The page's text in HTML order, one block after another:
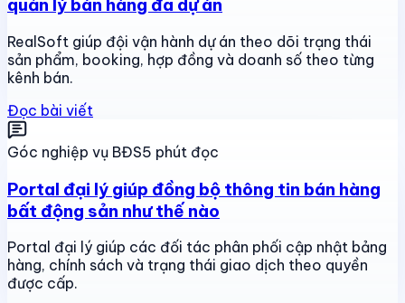
quản lý bán hàng đa dự án
RealSoft giúp đội vận hành dự án theo dõi trạng thái
sản phẩm, booking, hợp đồng và doanh số theo từng
kênh bán.
Đọc bài viết
Góc nghiệp vụ BĐS5 phút đọc
Portal đại lý giúp đồng bộ thông tin bán hàng
bất động sản như thế nào
Portal đại lý giúp các đối tác phân phối cập nhật bảng
hàng, chính sách và trạng thái giao dịch theo quyền
được cấp.